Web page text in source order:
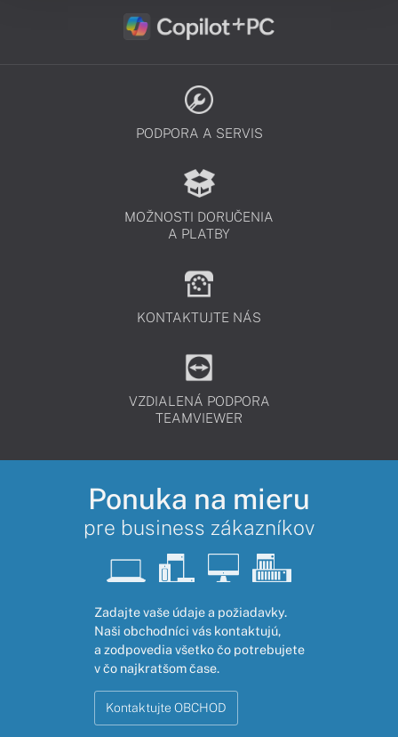
PODPORA A SERVIS
MOŽNOSTI DORUČENIA
A PLATBY
KONTAKTUJTE NÁS
VZDIALENÁ PODPORA
TEAMVIEWER
Ponuka na mieru
pre business zákazníkov
Zadajte vaše údaje a požiadavky.
Naši obchodníci vás kontaktujú,
a zodpovedia všetko čo potrebujete
v čo najkratšom čase.
Kontaktujte OBCHOD